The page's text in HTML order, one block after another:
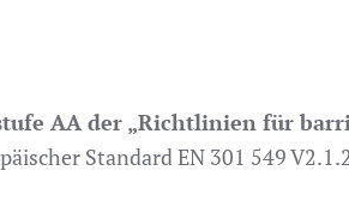
AA der „Richtlinien für
Standard EN 301 549